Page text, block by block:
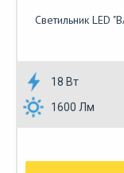
Cветильник LED
18 Вт
1600 Лм